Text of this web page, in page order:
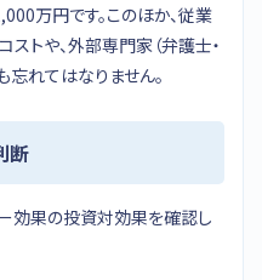
万円です。このほか、従業
トや、外部専門家（弁護士・
忘れてはなりません。
断
効果の投資対効果を確認し